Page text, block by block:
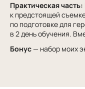
Практическая часть:
к предстоящей
по подготовке для
в 2 день обучения.
Бонус— набор моих